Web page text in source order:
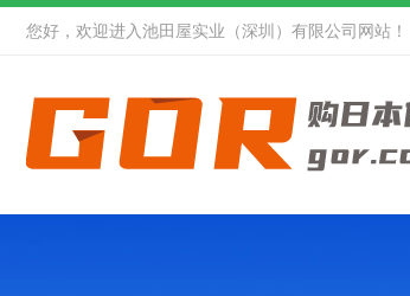
您好，欢迎进入池田屋实业（深圳）有限公司网站！